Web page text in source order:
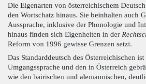
Die Eigenarten von österreichischem
den Wortschatz hinaus. Sie beinhalten auch
Aussprache, inklusive der Phonologie und
hinaus finden sich Eigenheiten in der
Reform von 1996 gewisse Grenzen setzt.
Das Standarddeutsch des Österreichischen
Umgangssprache und den in Österreich
wie den bairischen und alemannischen,